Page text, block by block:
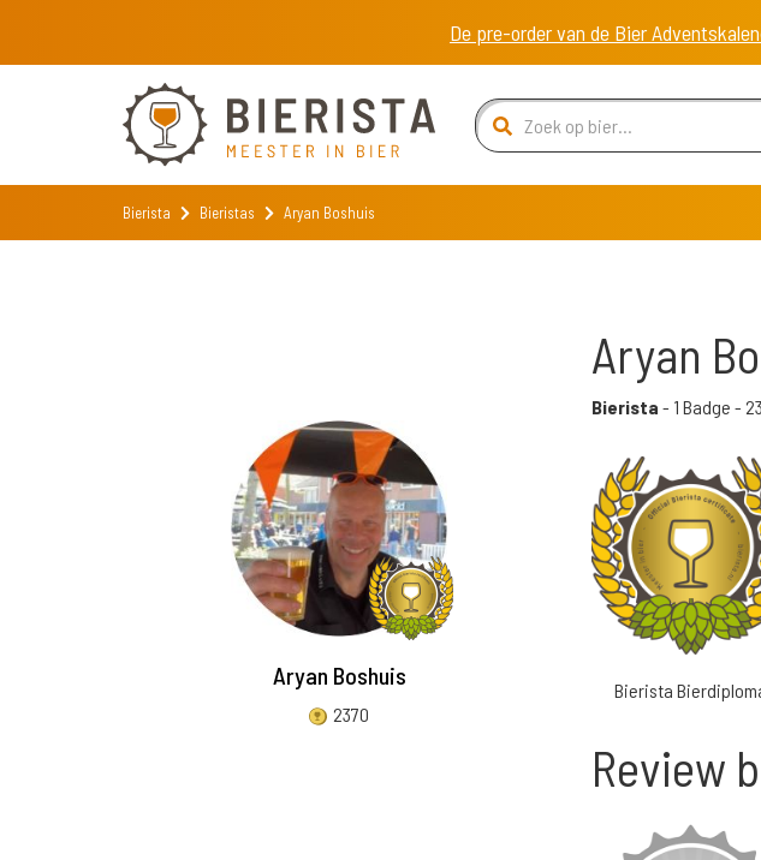
De pre-order van de Bier
Bierista Bieristas Aryan Boshuis
Aryan Boshuis
2370
Aryan
Bierista - 1 Badge -
Bierista
Review